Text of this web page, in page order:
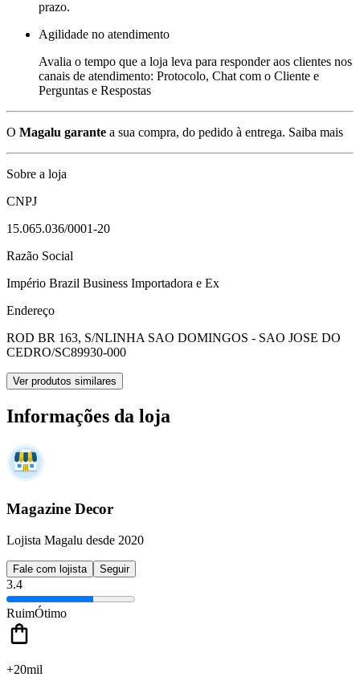
prazo.
Agilidade no atendimento
Avalia o tempo que a loja leva para responder aos clientes nos
canais de atendimento: Protocolo, Chat com o Cliente e
Perguntas e Respostas
O Magalu garante a sua compra, do pedido à entrega. Saiba mais
Sobre a loja
CNPJ
15.065.036/0001-20
Razão Social
Império Brazil Business Importadora e Ex
Endereço
ROD BR 163, S/NLINHA SAO DOMINGOS - SAO JOSE DO
CEDRO/SC89930-000
Ver produtos similares
Informações da loja
Magazine Decor
Lojista Magalu desde 2020
Fale com lojista Seguir
3.4
RuimÓtimo
+20mil